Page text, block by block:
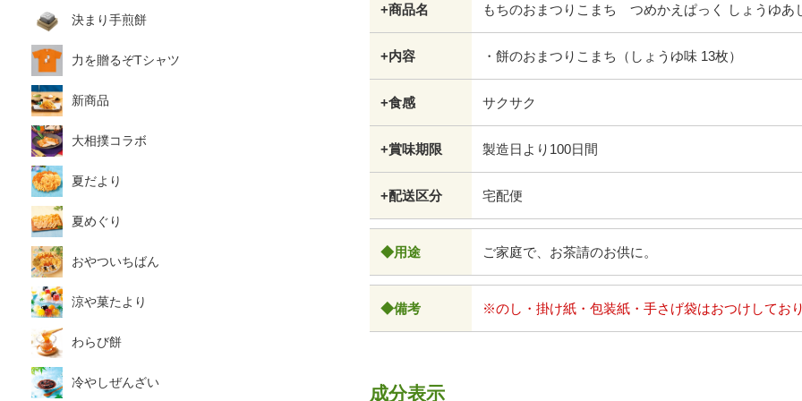
決まり手煎餅
力を贈るぞTシャツ
新商品
大相撲コラボ
夏だより
夏めぐり
おやついちばん
涼や菓たより
わらび餅
冷やしぜんざい
+商品名 もちのおまつりこまち つめかえぱっく しょうゆあ
+内容 ・餅のおまつりこまち（しょうゆ味 13枚）
+食感 サクサク
+賞味期限 製造日より100日間
+配送区分 宅配便
◆用途 ご家庭で、お茶請のお供に。
◆備考 ※のし・掛け紙・包装紙・手さげ袋はおつけしており
成分表示